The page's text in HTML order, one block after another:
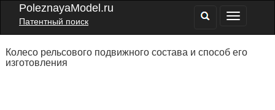
PoleznayaModel.ru
Патентный поиск
Колесо рельсового подвижного состава и способ его
изготовления